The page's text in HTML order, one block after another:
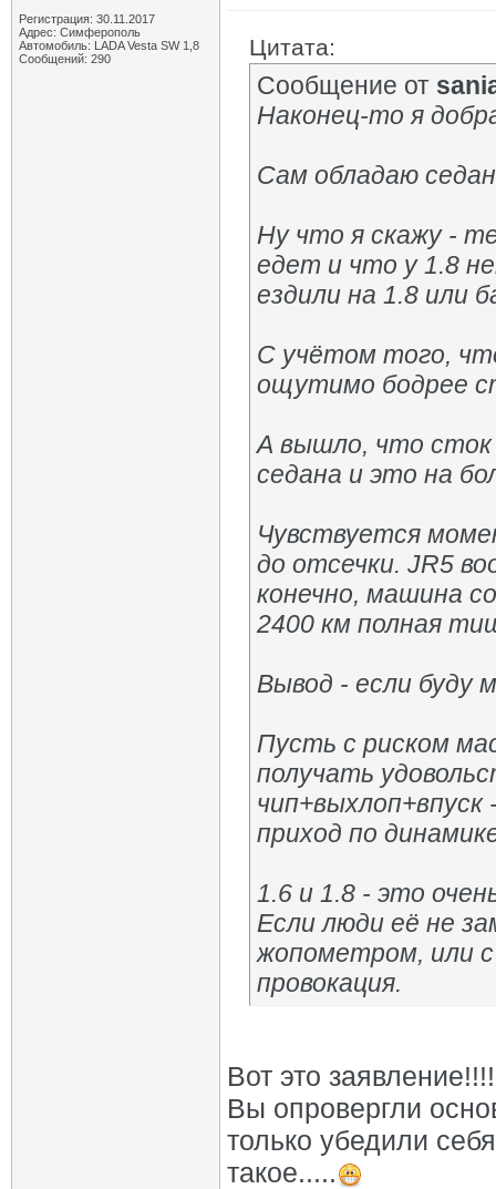
Регистрация: 30.11.2017
Адрес: Симферополь
Автомобиль: LADA Vesta SW 1,8
Сообщений: 290
Цитата:
Сообщение от
Наконец-то я
Сам обладаю
Ну что я скажу -
едет и что у 1.8
ездили на 1.8 или
С учётом того,
ощутимо бодрее
А вышло, что сток
седана и это на
Чувствуется
до отсечки. JR5
конечно, машина
2400 км полная
Вывод - если буду
Пусть с риском
получать
приход по
1.6 и 1.8 - это
Если люди её не
жопометром, или с
провокация.
Вот это заявление!!!!
Вы опровергли
только убедили
такое.....